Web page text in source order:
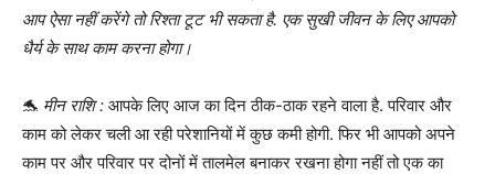
आप ऐसा नहीं करेंगे तो रिश्ता टूट भी सकता है. एक सुखी जीवन के लिए आपको
धैर्य के साथ काम करना होगा।
🐬 मीन राशि : आपके लिए आज का दिन ठीक-ठाक रहने वाला है. परिवार और
काम को लेकर चली आ रही परेशानियों में कुछ कमी होगी. फिर भी आपको अपने
काम पर और परिवार पर दोनों में तालमेल बनाकर रखना होगा नहीं तो एक का